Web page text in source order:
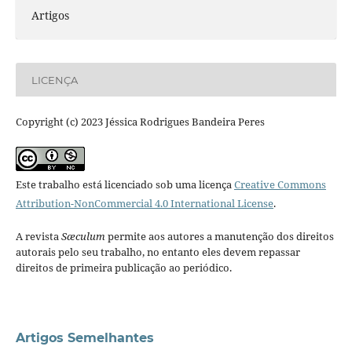
Artigos
LICENÇA
Copyright (c) 2023 Jéssica Rodrigues Bandeira Peres
Este trabalho está licenciado sob uma licençaCreative Commons
Attribution-NonCommercial 4.0 International License.
A revistaSæculumpermite aos autores a manutenção dos direitos
autorais pelo seu trabalho, no entanto eles devem repassar
direitos de primeira publicação ao periódico.
Artigos Semelhantes